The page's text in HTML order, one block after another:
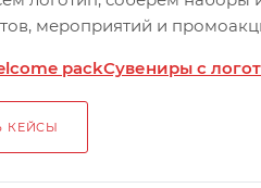
мероприятий и
packСувениры с
КЕЙСЫ